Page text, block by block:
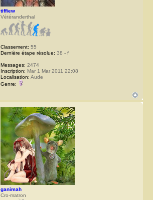
tiffiew
Vétéranderthal
Classement: 55
Dernière étape résolue: 38 - f
Messages: 2474
Inscription: Mar 1 Mar 2011 22:08
Localisation: Aude
Genre:
ganimah
Cro-matron